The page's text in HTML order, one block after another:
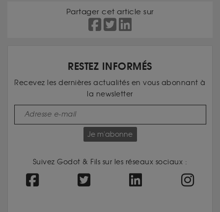
Partager cet article sur
RESTEZ INFORMÉS
Recevez les dernières actualités en vous abonnant à
la newsletter
Je m'abonne
Suivez Godot & Fils sur les réseaux sociaux :